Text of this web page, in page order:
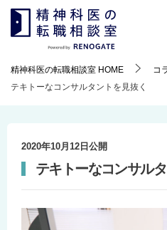
精神科医の転職相談室 HOME
コ
テキトーなコンサルタントを見抜く
2020年10月12日 公開
テキトーなコンサル